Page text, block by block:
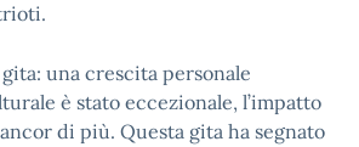
una crescita personale
è stato eccezionale, l’impatto
di più. Questa gita ha segnato